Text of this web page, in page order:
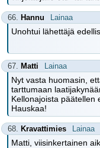
66. Hannu Lainaa
Unohtui lähettäjä
67. Matti Lainaa
Nyt vasta huomasin,
tarttumaan
Kellonajoista päätellen
Hauskaa!
68. Kravattimies Lainaa
Matti, viisinkertainen